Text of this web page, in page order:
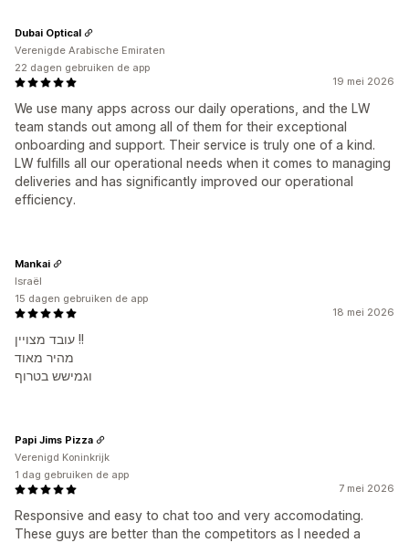
19 mei 2026
We use many apps across our daily operations, and the LW
team stands out among all of them for their exceptional
onboarding and support. Their service is truly one of a kind.
LW fulfills all our operational needs when it comes to managing
deliveries and has significantly improved our operational
efficiency.
Dubai Optical
Verenigde Arabische Emiraten
22 dagen gebruiken de app
18 mei 2026
עובד מצויין !!
מהיר מאוד
וגמישש בטרוף
Mankai
Israël
15 dagen gebruiken de app
7 mei 2026
Responsive and easy to chat too and very accomodating.
These guys are better than the competitors as I needed a
Papi Jims Pizza
Verenigd Koninkrijk
1 dag gebruiken de app